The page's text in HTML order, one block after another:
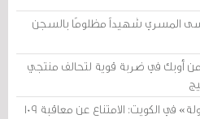
المسري شهيداً مظلومًا بالسجن
أوبك في ضربة قوية لتحالف منتجي
محكمة «أمن الدولة» في الكويت: الامتناع عن معاقبة 109